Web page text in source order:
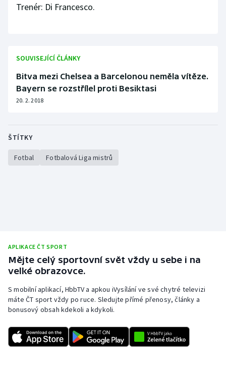
Trenér: Di Francesco.
SOUVISEJÍCÍ ČLÁNKY
Bitva mezi Chelsea a Barcelonou neměla vítěze.
Bayern se rozstřílel proti Besiktasi
20. 2. 2018
ŠTÍTKY
Fotbal Fotbalová Liga mistrů
APLIKACE ČT SPORT
Mějte celý sportovní svět vždy u sebe i na
velké obrazovce.
S mobilní aplikací, HbbTV a apkou iVysílání ve své chytré televizi
máte ČT sport vždy po ruce. Sledujte přímé přenosy, články a
bonusový obsah kdekoli a kdykoli.